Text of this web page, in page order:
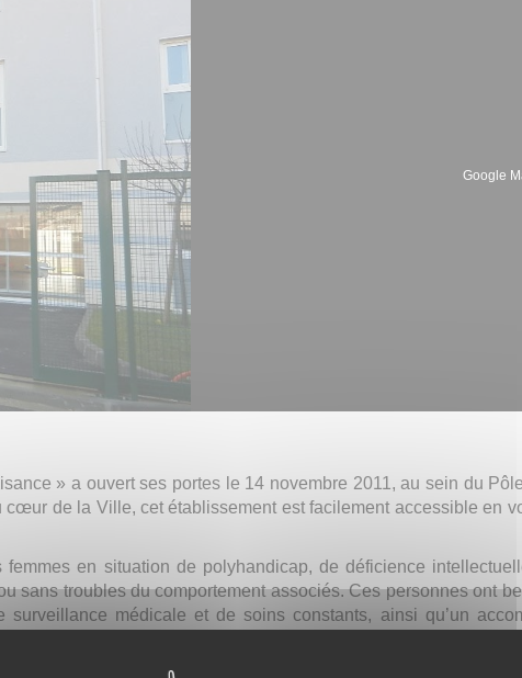
Google
» a ouvert ses portes le 14 novembre 2011, au sein du
de la Ville, cet établissement est facilement accessible en
en situation de polyhandicap, de déficience
sans troubles du comportement associés. Ces personnes ont
surveillance médicale et de soins constants, ainsi qu’un